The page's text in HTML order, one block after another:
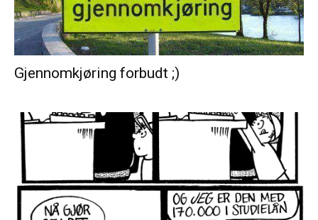
Gjennomkjøring forbudt ;)